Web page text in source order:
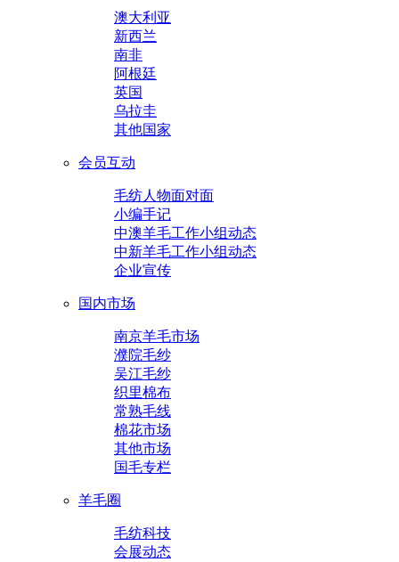
澳大利亚
新西兰
南非
阿根廷
英国
乌拉圭
其他国家
会员互动
毛纺人物面对面
小编手记
中澳羊毛工作小组动态
中新羊毛工作小组动态
企业宣传
国内市场
南京羊毛市场
濮院毛纱
吴江毛纱
织里棉布
常熟毛线
棉花市场
其他市场
国毛专栏
羊毛圈
毛纺科技
会展动态